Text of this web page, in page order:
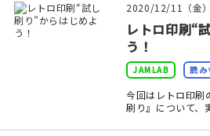
JAMグッズ
2020/12/11（金）
レトロ印刷“
う！
JAMLAB 読み
今回はレトロ印刷
刷り』について、